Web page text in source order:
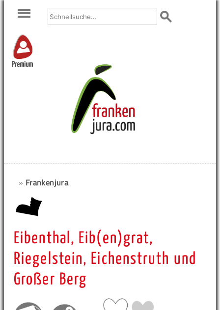
Premium
» Frankenjura
Eibenthal, Eib(en)grat,
Riegelstein, Eichenstruth und
Großer Berg